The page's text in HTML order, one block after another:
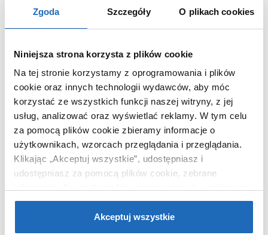
Zgoda Szczegóły O plikach cookies
Niniejsza strona korzysta z plików cookie
Na tej stronie korzystamy z oprogramowania i plików
cookie oraz innych technologii wydawców, aby móc
korzystać ze wszystkich funkcji naszej witryny, z jej
usług, analizować oraz wyświetlać reklamy. W tym celu
za pomocą plików cookie zbieramy informacje o
użytkownikach, wzorcach przeglądania i przeglądania.
Klikając „Akceptuj wszystkie”, udostępniasz i
udostępniasz za pomocą plików cookie, zebrane
partnerzy reklamowi.Jeśli chcesz, włącz „Tylko
wymagane pliki cookie”.Pamiętaj jednak, że
zablokowane niektóre pliki cookie mogą mieć wpływ na
Akceptuj wszystkie
Chcesz zamówić telefonicznie?
Marka
Cristalstone
Seria
Linea Simpla
Nr katalogowy
U1000MCOT
Dłuższy bok
100 cm
Typ
klasyczna, z
blatem
Kształt
prostokątna